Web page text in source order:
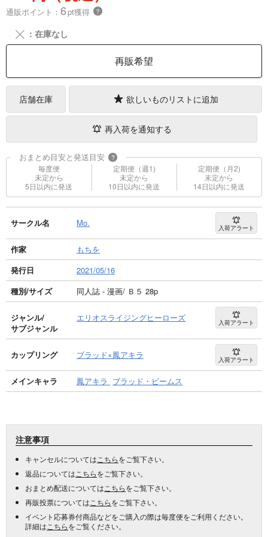
通販ポイント： 6pt獲得 ？
╳ ：在庫なし
再販希望
店舗在庫 欲しいものリストに追加
再入荷を通知する
おまとめ目安と発送目安 ?
毎度便
未定から
5日以内に発送
定期便（週1)
未定から
10日以内に発送
定期便（月2)
未定から
14日以内に発送
サークル名 Mo. 入荷アラート
作家
もちを
発行日
2021/05/16
種別/サイズ
同人誌 - 漫画/ Ｂ５ 28p
ジャンル/
サブジャンル
エリオスライジングヒーローズ 入荷アラート
カップリング ブラッド×鳳アキラ 入荷アラート
メインキャラ 鳳アキラ ブラッド・ビームス
注意事項
キャンセルについては こちらをご覧下さい。
返品については こちらをご覧下さい。
おまとめ配送については こちらをご覧下さい。
再販投票については こちらをご覧下さい。
イベント応募券付商品などをご購入の際は毎度便をご利用ください。
詳細は こちらをご覧ください。